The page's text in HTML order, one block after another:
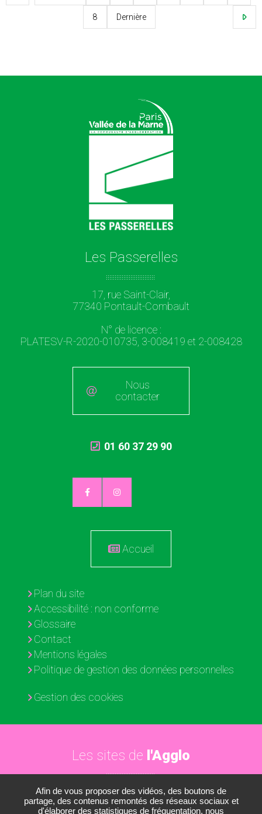
Afin de vous proposer des vidéos, des boutons de
partage, des contenus remontés des réseaux sociaux et
d'élaborer des statistiques de fréquentation, nous
8 Dernière
Les Passerelles
17, rue Saint-Clair,
77340 Pontault-Combault
N° de licence :
PLATESV-R-2020-010735, 3-008419 et 2-008428
Nous
contacter
01 60 37 29 90
Accueil
Plan du site
Accessibilité : non conforme
Glossaire
Contact
Mentions légales
Politique de gestion des données personnelles
Gestion des cookies
Les sites de l'Agglo
Paris - Vallée de la Marne